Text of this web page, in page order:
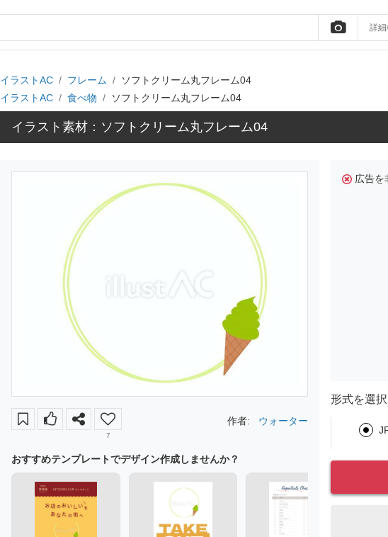
詳細
イラストAC フレーム
ソフトクリーム丸フレーム04
イラストAC
食べ物 ソフトクリーム丸フレーム04
イラスト素材：ソフトクリーム丸フレーム04
7
作者: ウォーター
おすすめテンプレートでデザイン作成しませんか？
広告を
形式を選